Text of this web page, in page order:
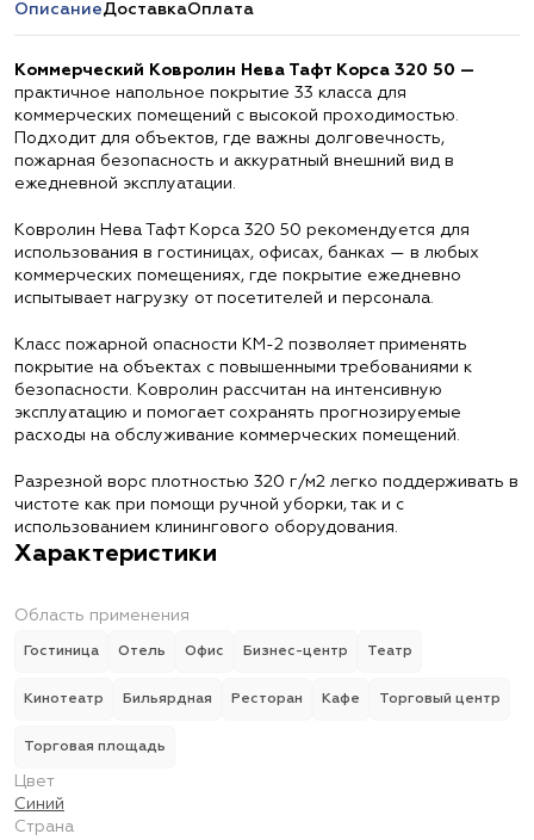
ОписаниеДоставкаОплата
Коммерческий Ковролин Нева Тафт Корса 320 50 —
практичное напольное покрытие 33 класса для
коммерческих помещений с высокой проходимостью.
Подходит для объектов, где важны долговечность,
пожарная безопасность и аккуратный внешний вид в
ежедневной эксплуатации.
Ковролин Нева Тафт Корса 320 50 рекомендуется для
использования в гостиницах, офисах, банках — в любых
коммерческих помещениях, где покрытие ежедневно
испытывает нагрузку от посетителей и персонала.
Класс пожарной опасности КМ-2 позволяет применять
покрытие на объектах с повышенными требованиями к
безопасности. Ковролин рассчитан на интенсивную
эксплуатацию и помогает сохранять прогнозируемые
расходы на обслуживание коммерческих помещений.
Разрезной ворс плотностью 320 г/м2 легко поддерживать в
чистоте как при помощи ручной уборки, так и с
использованием клинингового оборудования.
Характеристики
Область применения
Гостиница Отель Офис Бизнес-центр Театр
Кинотеатр Бильярдная Ресторан Кафе Торговый центр
Торговая площадь
Цвет
Синий
Страна